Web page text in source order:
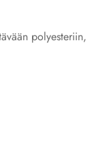
polyesteriin,